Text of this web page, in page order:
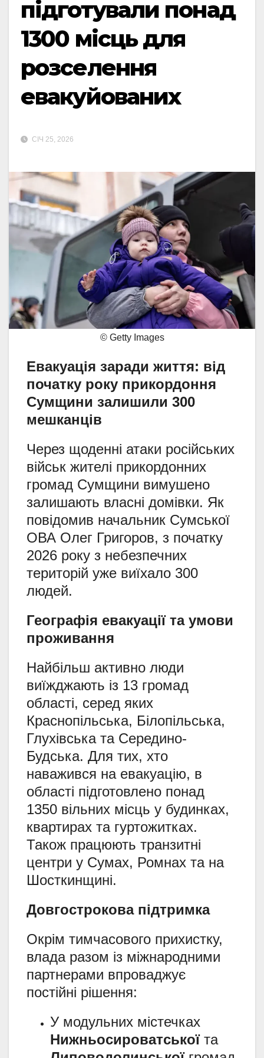
підготували понад
1300 місць для
розселення
евакуйованих
СІЧ 25, 2026
© Getty Images
Евакуація заради життя: від
початку року прикордоння
Сумщини залишили 300
мешканців
Через щоденні атаки російських
військ жителі прикордонних
громад Сумщини вимушено
залишають власні домівки. Як
повідомив начальник Сумської
ОВА Олег Григоров, з початку
2026 року з небезпечних
територій уже виїхало 300
людей.
Географія евакуації та умови
проживання
Найбільш активно люди
виїжджають із 13 громад
області, серед яких
Краснопільська, Білопільська,
Глухівська та Середино-
Будська. Для тих, хто
наважився на евакуацію, в
області підготовлено понад
1350 вільних місць у будинках,
квартирах та гуртожитках.
Також працюють транзитні
центри у Сумах, Ромнах та на
Шосткинщині.
Довгострокова підтримка
Окрім тимчасового прихистку,
влада разом із міжнародними
партнерами впроваджує
постійні рішення:
У модульних містечках
Нижньосироватськоїта